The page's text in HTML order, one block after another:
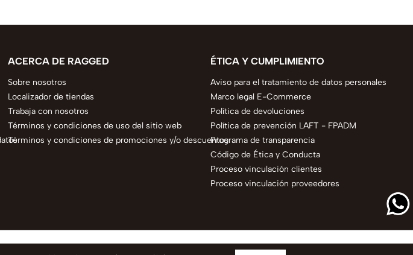
ACERCA DE RAGGED
Sobre nosotros
Localizador de tiendas
Trabaja con nosotros
Términos y condiciones de uso del sitio web
Términos y condiciones de promociones y/o descuentos
ÉTICA Y CUMPLIMIENTO
Aviso para el tratamiento de datos personales
Marco legal E-Commerce
Política de devoluciones
Política de prevención LAFT - FPADM
Programa de transparencia
Código de Ética y Conducta
Proceso vinculación clientes
Proceso vinculación proveedores